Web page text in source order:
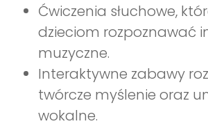
Ćwiczenia słuchowe,
dzieciom rozpoznawać
muzyczne.
Interaktywne zabawy
twórcze myślenie oraz
wokalne.